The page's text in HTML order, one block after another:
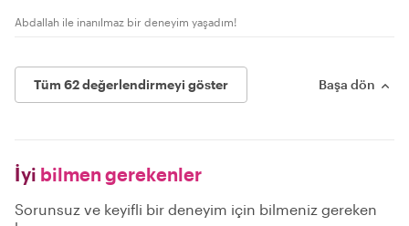
Abdallah ile inanılmaz bir deneyim yaşadım!
Tüm 62 değerlendirmeyi göster Başa dön
İyi bilmen gerekenler
Sorunsuz ve keyifli bir deneyim için bilmeniz gereken